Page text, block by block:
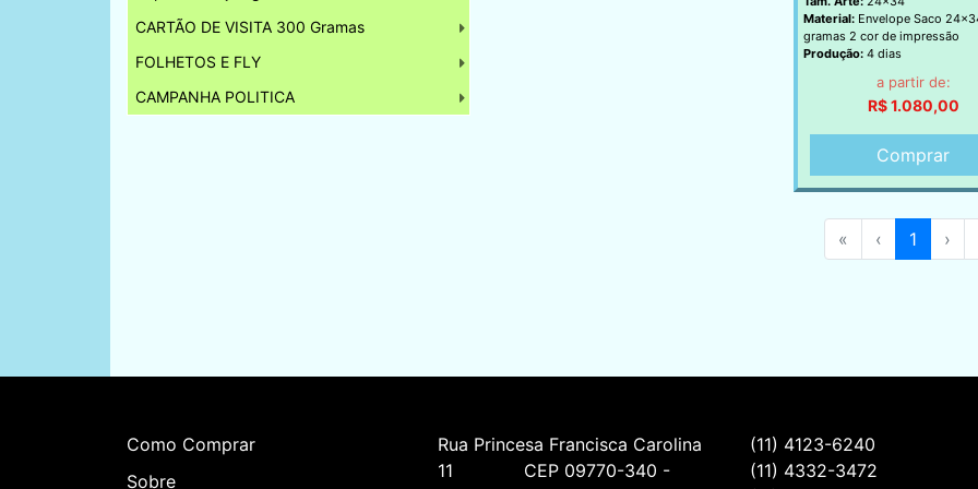
CARTÃO DE VISITA 300 Gramas
FOLHETOS E FLY
CAMPANHA POLITICA
Material:Envelope Saco
gramas 2 cor de impressão
Produção:4 dias
a partir de:
R$ 1.080,00
Comprar
« ‹ 1 ›
Como Comprar
Sobre
Rua Princesa Francisca Carolina
11             CEP 09770-340 -
(11) 4123-6240
(11) 4332-3472